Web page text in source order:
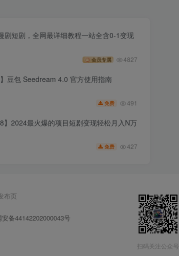
剧短剧，全网最详细教程一站全含0-1变现
会员专属 4827
】豆包 Seedream 4.0 官方使用指南
免费 491
】2024最火爆的项目短剧变现轻松月入N万
免费 427
布页
备44142202000043号
扫码关注公众号